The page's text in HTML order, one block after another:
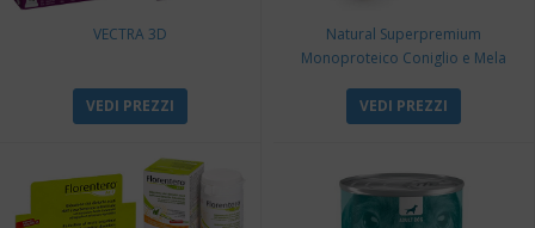
VECTRA 3D
VEDI PREZZI
Natural Superpremium
Monoproteico Coniglio e Mela
VEDI PREZZI